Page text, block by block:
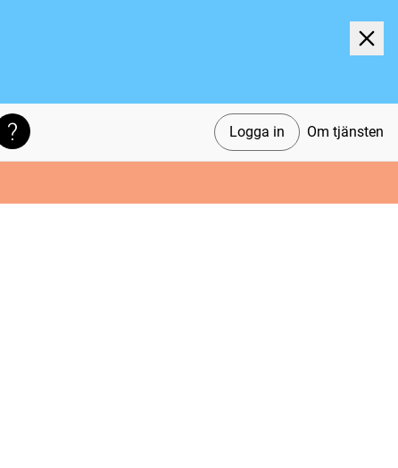
Logga in Om tjänsten
Söktips